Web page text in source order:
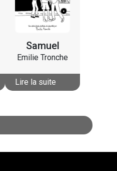
Samuel
Emilie Tronche
Lire la suite